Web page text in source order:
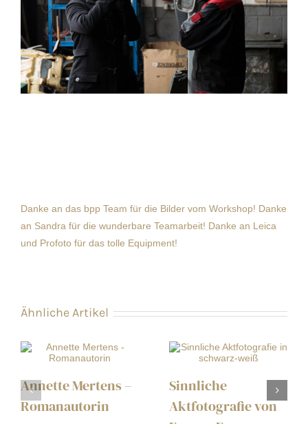
Danke an das bpp Team für die Bilder vom Workshop! Danke
an Sandrafür die wunderbare Teamarbeit! Danke an Leica
und Profoto für das tolle Equipment!
Ähnliche Artikel
Annette Mertens –
Romanautorin
Sinnliche
Aktfotografie von